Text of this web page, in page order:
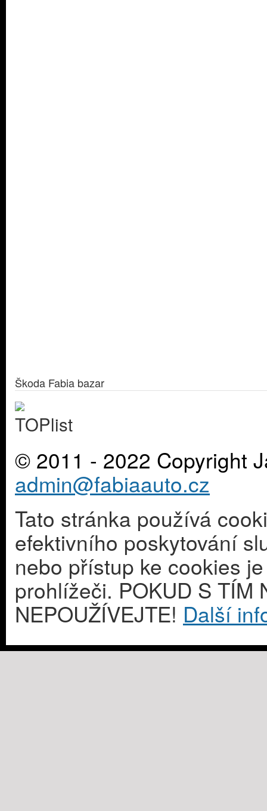
Škoda Fabia bazar
© 2011 - 2022 Copyright
admin@fabiaauto.cz
Tato stránka používá
efektivního poskytování
nebo přístup ke cookies
prohlížeči. POKUD S TÍM
NEPOUŽÍVEJTE! Další